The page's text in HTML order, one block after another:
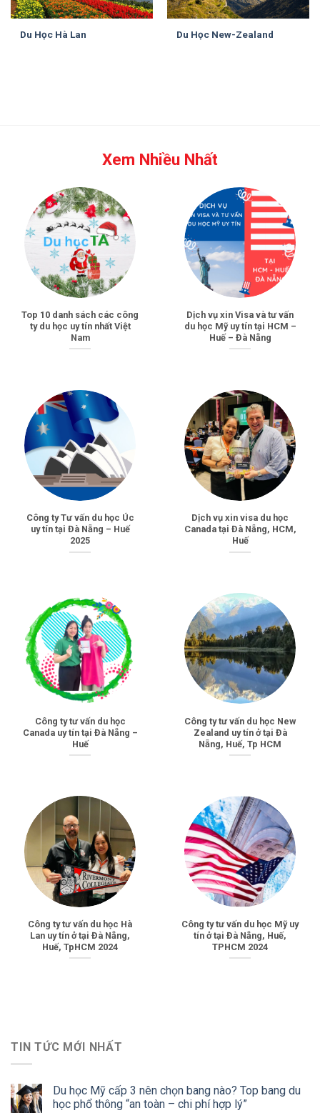
Du Học Hà Lan Du Học New-Zealand
Xem Nhiều Nhất
Top 10 danh sách các công
ty du học uy tín nhất Việt
Nam
Dịch vụ xin Visa và tư vấn
du học Mỹ uy tín tại HCM –
Huế – Đà Nẵng
Công ty Tư vấn du học Úc
uy tín tại Đà Nẵng – Huế
2025
Dịch vụ xin visa du học
Canada tại Đà Nẵng, HCM,
Huế
Công ty tư vấn du học
Canada uy tín tại Đà Nẵng –
Huế
Công ty tư vấn du học New
Zealand uy tín ở tại Đà
Nẵng, Huế, Tp HCM
Công ty tư vấn du học Hà
Lan uy tín ở tại Đà Nẵng,
Huế, TpHCM 2024
Công ty tư vấn du học Mỹ uy
tín ở tại Đà Nẵng, Huế,
TPHCM 2024
TIN TỨC MỚI NHẤT
Du học Mỹ cấp 3 nên chọn bang nào? Top bang du
học phổ thông “an toàn – chi phí hợp lý”